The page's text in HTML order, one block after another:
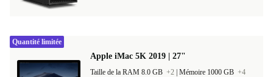
Apple iMac 5K 2019 | 27"
Taille de la RAM 8.0 GB +2 Mémoire 1000 GB +4
Quantité limitée